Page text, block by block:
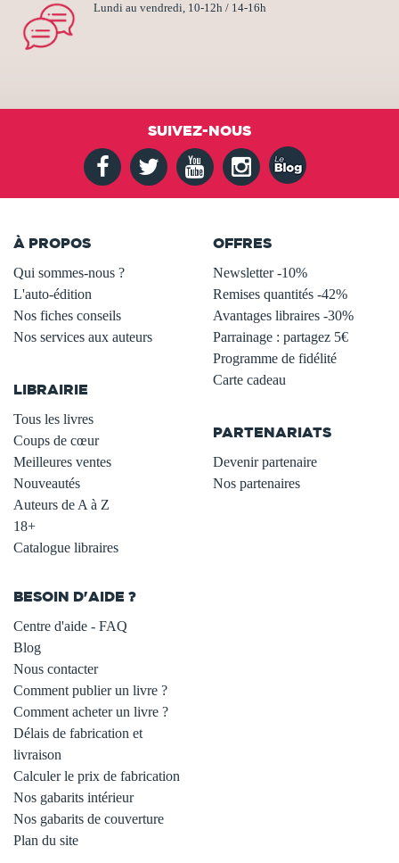
Lundi au vendredi, 10-12h / 14-16h
SUIVEZ-NOUS
À PROPOS
Qui sommes-nous ?
L'auto-édition
Nos fiches conseils
Nos services aux auteurs
LIBRAIRIE
Tous les livres
Coups de cœur
Meilleures ventes
Nouveautés
Auteurs de A à Z
18+
Catalogue libraires
OFFRES
Newsletter -10%
Remises quantités -42%
Avantages libraires -30%
Parrainage : partagez 5€
Programme de fidélité
Carte cadeau
PARTENARIATS
Devenir partenaire
Nos partenaires
BESOIN D'AIDE ?
Centre d'aide - FAQ
Blog
Nous contacter
Comment publier un livre ?
Comment acheter un livre ?
Délais de fabrication et
livraison
Calculer le prix de fabrication
Nos gabarits intérieur
Nos gabarits de couverture
Plan du site